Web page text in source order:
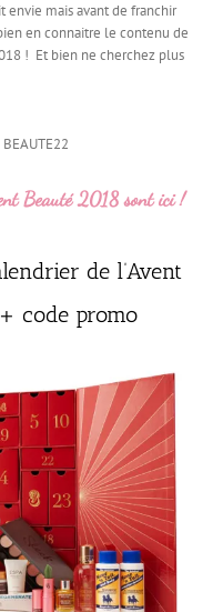
envie mais avant de franchir
en connaitre le contenu de
! Et bien ne cherchez plus
Beauté 2018 sont ici !
de l’Avent
code promo